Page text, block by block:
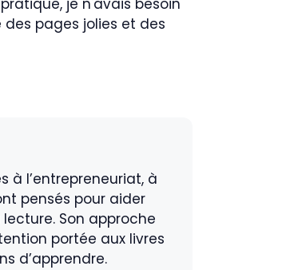
pages jolies et des
à l’entrepreneuriat, à
pensés pour aider
Son approche
portée aux livres
d’apprendre.